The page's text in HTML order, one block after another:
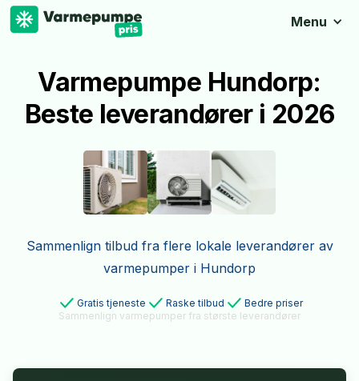
Menu
Varmepumpe Hundorp:
Beste leverandører i 2026
Sammenlign tilbud fra flere lokale leverandører av
varmepumper i Hundorp
Gratis tjeneste Raske tilbud
Bedre priser
Sammenlign varmepumper fra største leverandører